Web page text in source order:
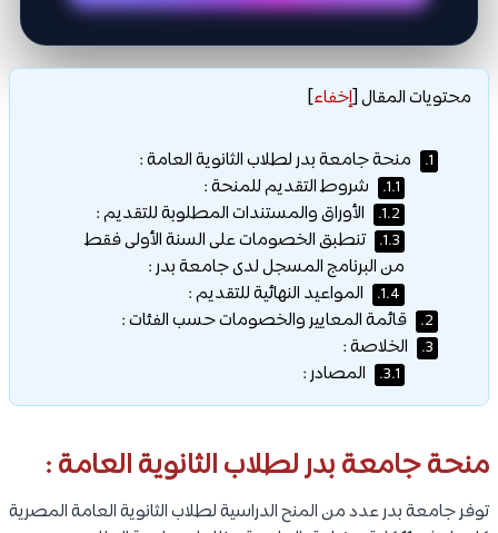
محتويات المقال[إخفاء]
1. منحة جامعة بدر لطلاب الثانوية العامة :
1.1. شروط التقديم للمنحة :
1.2. الأوراق والمستندات المطلوبة للتقديم :
1.3.
تنطبق الخصومات على السنة الأولى فقط
من البرنامج المسجل لدى جامعة بدر :
1.4. المواعيد النهائية للتقديم :
2. قائمة المعايير والخصومات حسب الفئات :
3. الخلاصة :
3.1. المصادر :
منحة جامعة بدر لطلاب الثانوية العامة :
توفر جامعة بدر عدد من المنح الدراسية لطلاب الثانوية العامة المصرية